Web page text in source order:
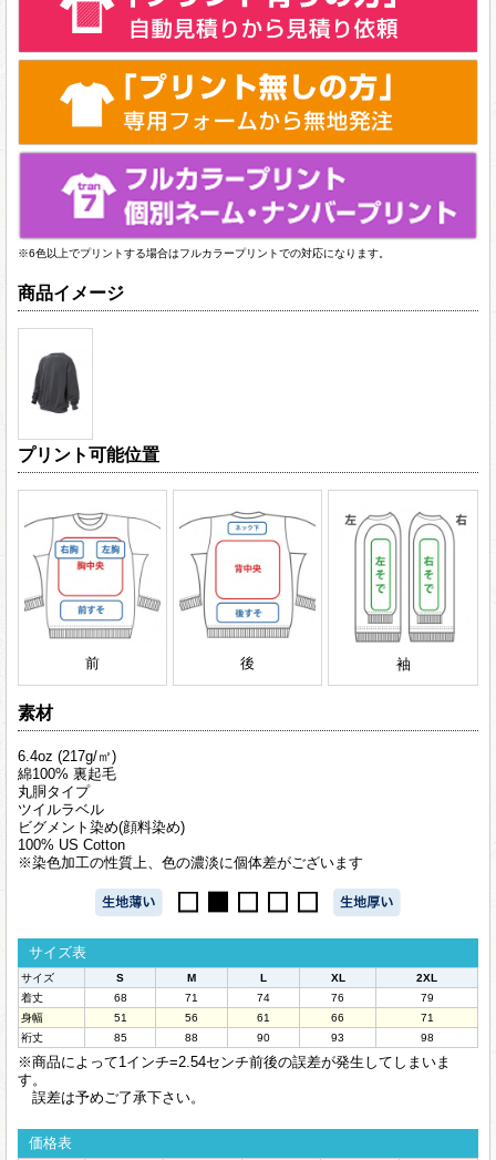
※6色以上でプリントする場合はフルカラープリントでの対応になります。
商品イメージ
プリント可能位置
前 後 袖
素材
6.4oz (217g/㎡)
綿100% 裏起毛
丸胴タイプ
ツイルラベル
ビグメント染め(顔料染め)
100% US Cotton
※染色加工の性質上、色の濃淡に個体差がございます
サイズ表
サイズ S M L XL
2XL
着丈
68 71 74 76
79
身幅
51 56 61 66
71
裄丈
85 88 90 93 98
※商品によって1インチ=2.54センチ前後の誤差が発生してしまいま
す。
誤差は予めご了承下さい。
価格表